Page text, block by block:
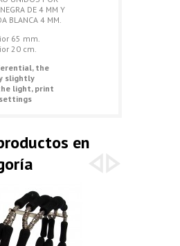
DE 4 MM Y
BLANCA 4 MM.
65 mm.
20 cm.
the
slightly
light, print
en